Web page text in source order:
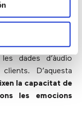
els call center no
també milloren
trucada. Gràcies
poden
dades d’àudio
D’aquesta
la capacitat de
les emocions